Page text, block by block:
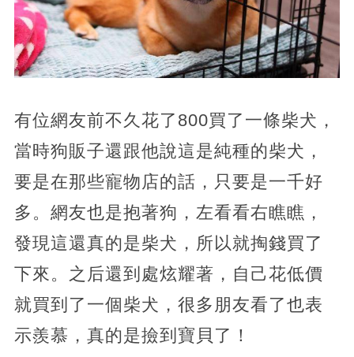
有位網友前不久花了800買了一條柴犬，
當時狗販子還跟他說這是純種的柴犬，
要是在那些寵物店的話，只要是一千好
多。網友也是抱著狗，左看看右瞧瞧，
發現這還真的是柴犬，所以就掏錢買了
下來。之后還到處炫耀著，自己花低價
就買到了一個柴犬，很多朋友看了也表
示羨慕，真的是撿到寶貝了！